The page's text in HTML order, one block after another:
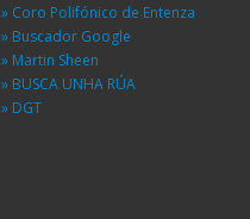
» Coro Polifónico de Entenza
» Buscador Google
» Martin Sheen
» BUSCA UNHA RÚA
» DGT